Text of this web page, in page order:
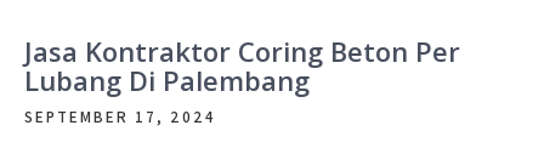
Jasa Kontraktor Coring Beton Per
Lubang Di Palembang
SEPTEMBER 17, 2024